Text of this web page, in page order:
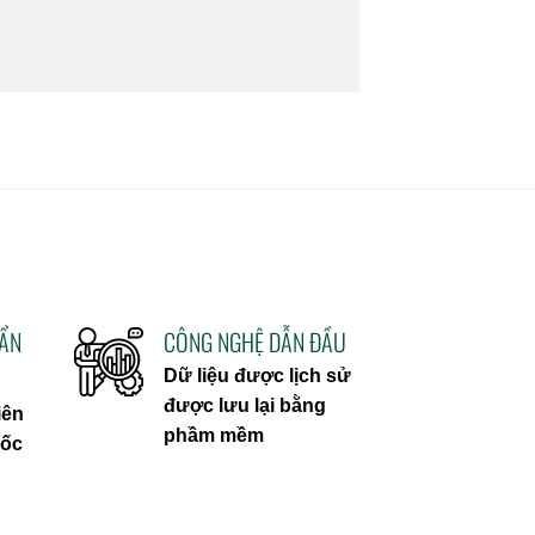
CÔNG NGHỆ DẪN ĐẦU
Dữ liệu được lịch sử
được lưu lại bằng
phầm mềm